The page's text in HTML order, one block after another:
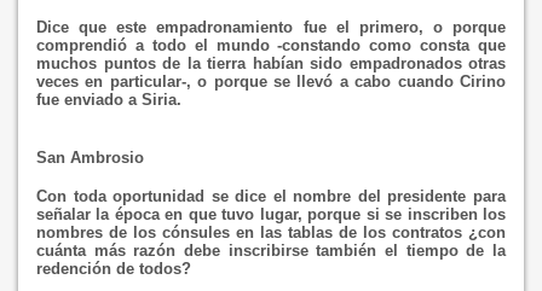
Dice que este empadronamiento fue el primero, o porque
comprendió a todo el mundo -constando como consta que
muchos puntos de la tierra habían sido empadronados otras
veces en particular-, o porque se llevó a cabo cuando Cirino
fue enviado a Siria.
San Ambrosio
Con toda oportunidad se dice el nombre del presidente para
señalar la época en que tuvo lugar, porque si se inscriben los
nombres de los cónsules en las tablas de los contratos ¿con
cuánta más razón debe inscribirse también el tiempo de la
redención de todos?